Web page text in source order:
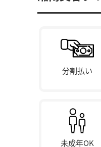
分割払い
未成年OK